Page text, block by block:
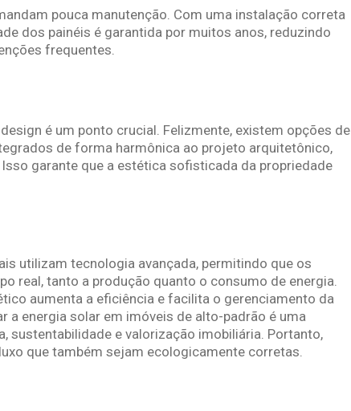
pouca manutenção. Com uma instalação correta
dos painéis é garantida por muitos anos, reduzindo
frequentes.
é um ponto crucial. Felizmente, existem opções de
de forma harmônica ao projeto arquitetônico,
garante que a estética sofisticada da propriedade
utilizam tecnologia avançada, permitindo que os
real, tanto a produção quanto o consumo de energia.
aumenta a eficiência e facilita o gerenciamento da
a energia solar em imóveis de alto-padrão é uma
sustentabilidade e valorização imobiliária. Portanto,
que também sejam ecologicamente corretas.